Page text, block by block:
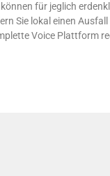
können für jeglich
Sie lokal einen
Voice Plattform